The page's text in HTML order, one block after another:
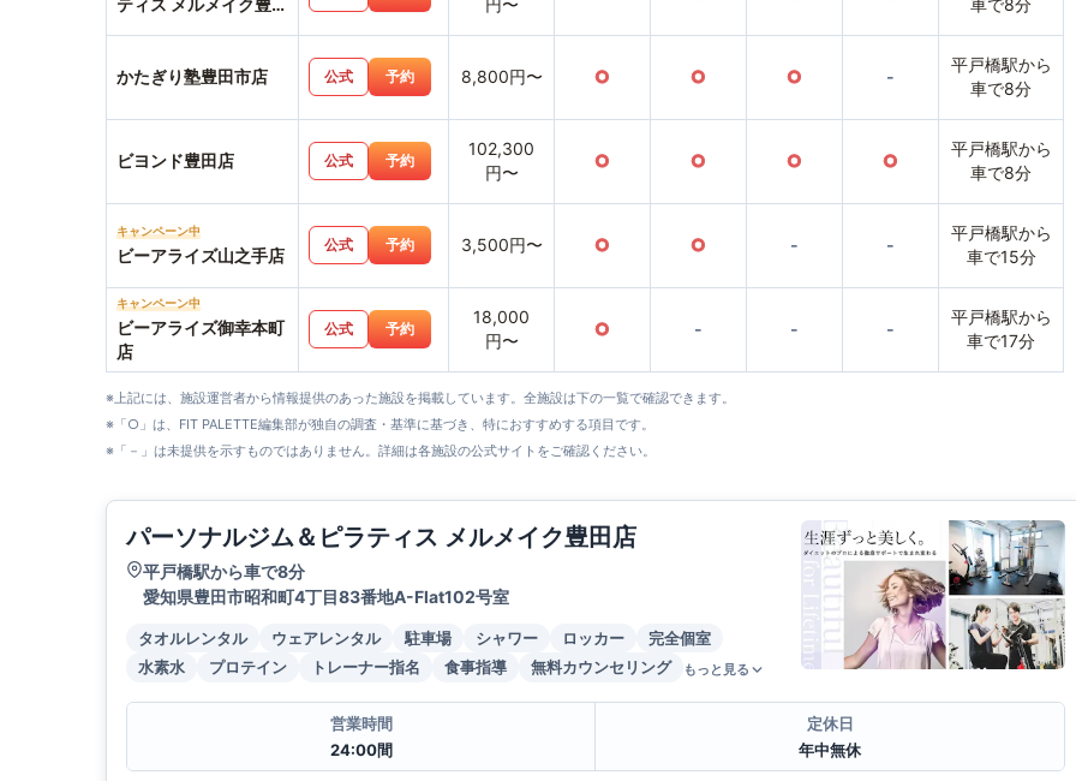
ティス メルメイク豊田
円〜
車で8分
かたぎり塾豊田市店 公式 予約 8,800円〜 ○ ○ ○ -
平戸橋駅から
車で8分
ビヨンド豊田店 公式 予約
102,300
円〜
○ ○ ○ ○
平戸橋駅から
車で8分
キャンペーン中
ビーアライズ山之手店
公式 予約 3,500円〜 ○ ○ - -
平戸橋駅から
車で15分
キャンペーン中
ビーアライズ御幸本町
店
公式 予約
18,000
円〜
○ - - -
平戸橋駅から
車で17分
※上記には、施設運営者から情報提供のあった施設を掲載しています。全施設は下の一覧で確認できます。
※「○」は、FIT PALETTE編集部が独自の調査・基準に基づき、特におすすめする項目です。
※「－」は未提供を示すものではありません。詳細は各施設の公式サイトをご確認ください。
パーソナルジム＆ピラティス メルメイク豊田店
平戸橋駅から車で8分
愛知県豊田市昭和町4丁目83番地A-Flat102号室
タオルレンタル ウェアレンタル 駐車場 シャワー ロッカー
完全個室
水素水
プロテイン トレーナー指名 食事指導 無料カウンセリング もっと見る
営業時間
24:00間
定休日
年中無休